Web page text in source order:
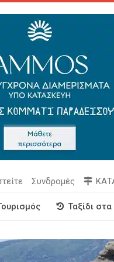
Συνδρομές
Ταξίδι